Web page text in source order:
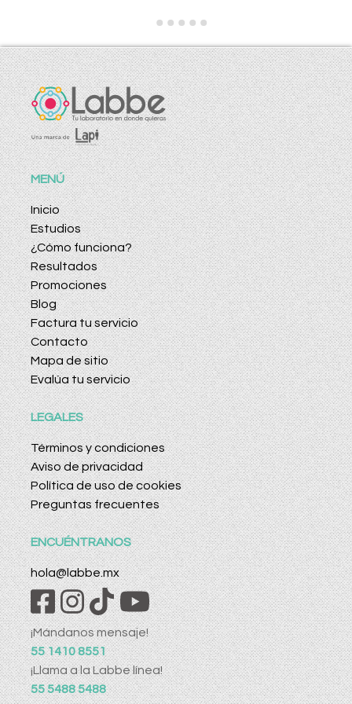
MENÚ
Inicio
Estudios
¿Cómo funciona?
Resultados
Promociones
Blog
Factura tu servicio
Contacto
Mapa de sitio
Evalúa tu servicio
LEGALES
Términos y condiciones
Aviso de privacidad
Política de uso de cookies
Preguntas frecuentes
ENCUÉNTRANOS
hola@labbe.mx
¡Mándanos mensaje!
55 1410 8551
¡Llama a la Labbe línea!
55 5488 5488